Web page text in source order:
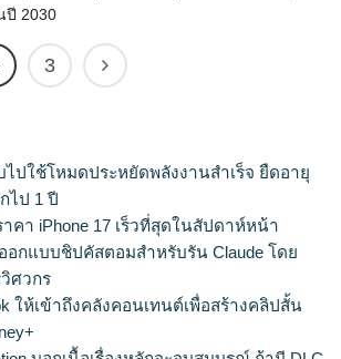
ปี 2030
3
ไปใช้โหมดประหยัดพลังงานสำเร็จ ยืดอายุ
ไป 1 ปี
คา iPhone 17 เร็วที่สุดในสัปดาห์หน้า
อกแบบชิปคัสตอมสำหรับรัน Claude โดย
ศวกร
ให้เข้าถึงคลังคอนเทนต์เพื่อสร้างคลิปสั้น